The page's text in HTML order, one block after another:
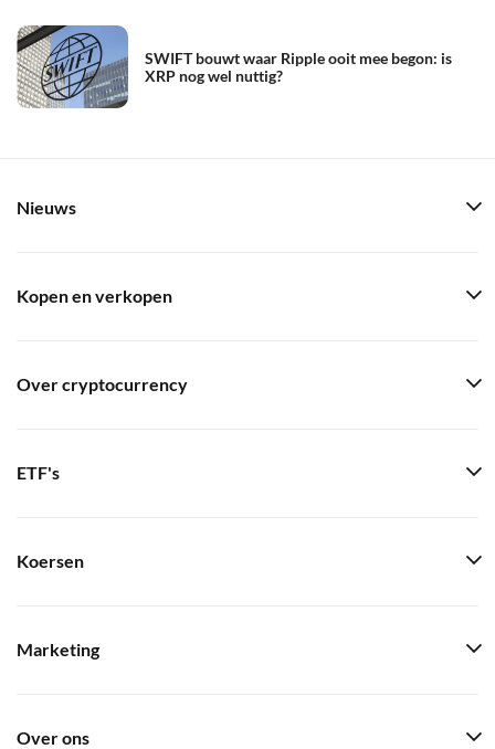
SWIFT bouwt waar Ripple ooit mee begon: is
XRP nog wel nuttig?
Nieuws
Kopen en verkopen
Over cryptocurrency
ETF's
Koersen
Marketing
Over ons